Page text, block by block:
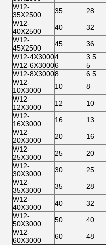
W12-
35X2500
35 28
W12-
40X2500
40 32
W12-
45X2500
45 36
W12-4X30004 3.5
W12-6X30006 5
W12-8X30008 6.5
W12-
10X3000
10 8
W12-
12X3000
12 10
W12-
16X3000
16 13
W12-
20X3000
20 16
W12-
25X3000
25 20
W12-
30X3000
30 25
W12-
35X3000
35 28
W12-
40X3000
40 32
W12-
50X3000
50 40
W12-
60X3000
60 48